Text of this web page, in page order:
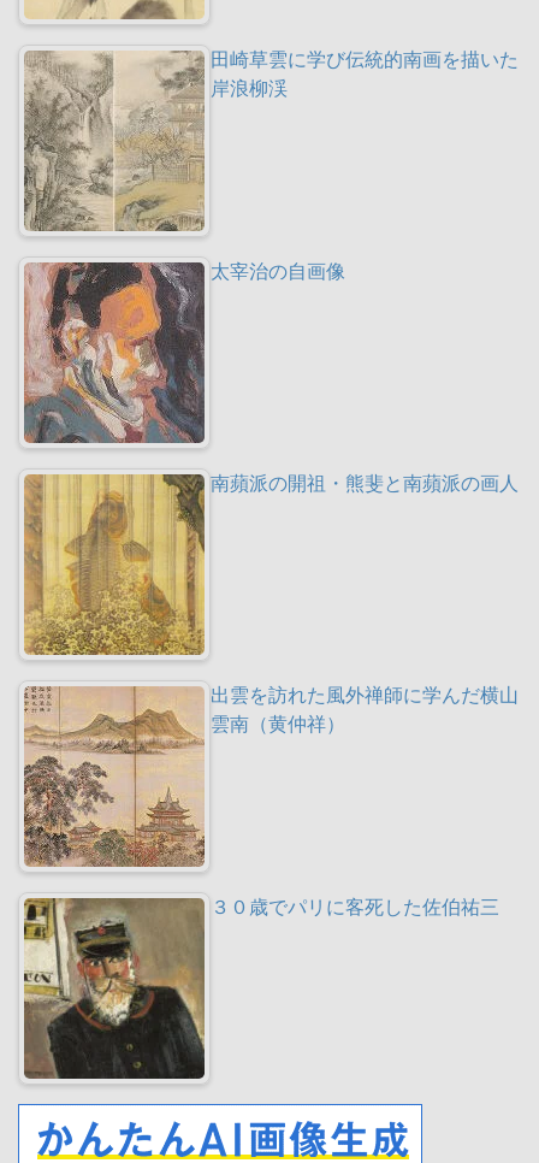
田崎草雲に学び伝統的南画を描いた
岸浪柳渓
太宰治の自画像
南蘋派の開祖・熊斐と南蘋派の画人
出雲を訪れた風外禅師に学んだ横山
雲南（黄仲祥）
３０歳でパリに客死した佐伯祐三